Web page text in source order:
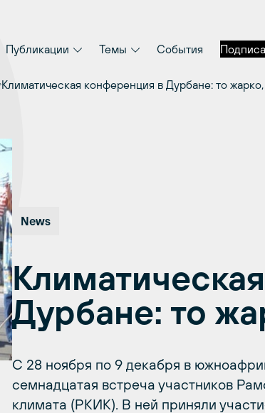
Публикации Темы События
Климатическая конференция в Дурбане: то
News
Дурбане: то
С 28 ноября по 9 декабря в
семнадцатая встреча участников
климата (РКИК). В ней приняли